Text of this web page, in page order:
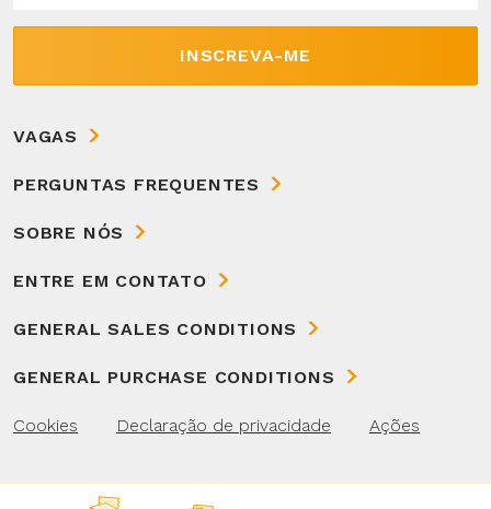
VAGAS
PERGUNTAS FREQUENTES
SOBRE NÓS
ENTRE EM CONTATO
GENERAL SALES CONDITIONS
GENERAL PURCHASE CONDITIONS
Cookies Declaração de privacidade Ações
INSCREVA-ME